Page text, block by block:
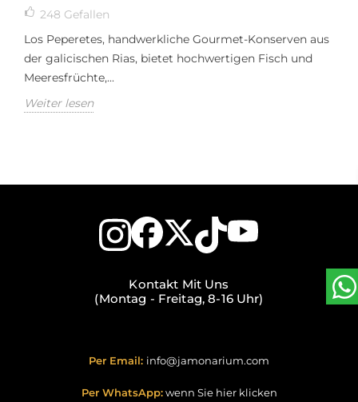
248 Gefallen
Los Peperetes, handwerkliche Gourmet-Konserven aus
der galicischen Rias, bietet hochwertigen Fisch und
Meeresfrüchte,...
Weiter lesen
Kontakt Mit Uns
(Montag - Freitag, 8-16 Uhr)
Per Email: info@jamonarium.com
Per WhatsApp: wenn Sie hier klicken